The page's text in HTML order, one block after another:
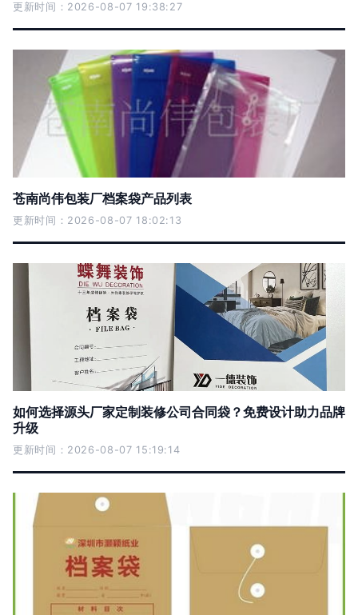
更新时间：2026-08-07 19:38:27
苍南尚伟包装厂档案袋产品列表
更新时间：2026-08-07 18:02:13
如何选择源头厂家定制装修公司合同袋？免费设计助力品牌
升级
更新时间：2026-08-07 15:19:14